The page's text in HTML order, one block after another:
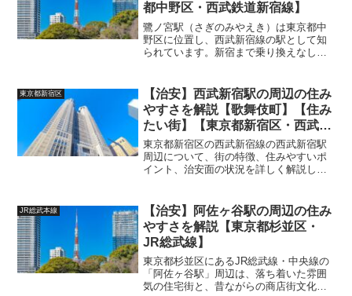
都中野区・西武鉄道新宿線】
鷺ノ宮駅（さぎのみやえき）は東京都中
野区に位置し、西武新宿線の駅として知
られています。新宿まで乗り換えなしで
す。以下に、鷺ノ宮駅周辺の街の特徴や
住みやすさ、治安面などを...
東京都新宿区
【治安】西武新宿駅の周辺の住み
やすさを解説【歌舞伎町】【住み
たい街】【東京都新宿区・西武鉄
道】
東京都新宿区の西武新宿線の西武新宿駅
周辺について、街の特徴、住みやすいポ
イント、治安面の状況を詳しく解説しま
JR総武本線
【治安】阿佐ヶ谷駅の周辺の住み
やすさを解説【東京都杉並区・
JR総武線】
東京都杉並区にあるJR総武線・中央線の
「阿佐ヶ谷駅」周辺は、落ち着いた雰囲
気の住宅街と、昔ながらの商店街文化が